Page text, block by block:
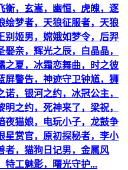
衡，玄嵩，幽恒，虎魄，逐
绘梦者，天狼征服者，天狼
别姬男，嫦娥如梦令，后羿
亲，辉光之辰，白晶晶，
之夏，冰霜恋舞曲，时之彼
屏警告，神迹守卫钟馗，狮
，银河之约，冰冠公主，
之约，死神来了，梁祝，
夜猫娘，电玩小子，龙鼓争
星赏官，原初探秘者，李小
者，猫狗日记男，金属风
特工魅影，曙光守护...